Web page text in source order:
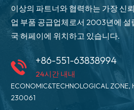
이상의 파트너와 협력하는 가장 신
업 부품 공급업체로서 2003년에 설
국 허페이에 위치하고 있습니다.
+86-551-63838994
24시간 내내
ECONOMIC&TECHNOLOGICAL ZONE,
230061